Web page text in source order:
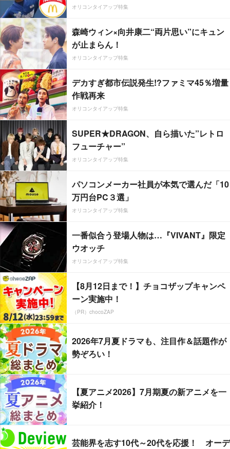
オリコンタイアップ特集
森崎ウィン×向井康二“両片思い”にキュン
が止まらん！
オリコンタイアップ特集
デカすぎ都市伝説発生!?ファミマ45％増量
作戦再来
オリコンタイアップ特集
SUPER★DRAGON、自ら描いた”レトロ
フューチャー”
オリコンタイアップ特集
パソコンメーカー社員が本気で選んだ「10
万円台PC３選」
オリコンタイアップ特集
一番似合う登場人物は…『VIVANT』限定
ウオッチ
オリコンタイアップ特集
【8月12日まで！】チョコザップキャンペ
ーン実施中！
（PR）chocoZAP
2026年7月夏ドラマも、注目作＆話題作が
勢ぞろい！
【夏アニメ2026】7月期夏の新アニメを一
挙紹介！
芸能界を志す10代～20代を応援！ オーデ